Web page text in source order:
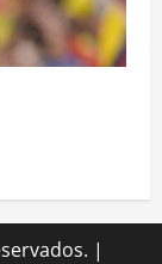
|